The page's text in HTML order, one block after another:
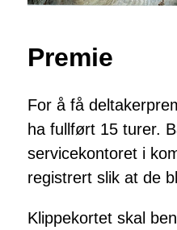
Premie
For å få
ha fullført 15 turer.
servicekontoret i
registrert slik at de
Klippekortet skal